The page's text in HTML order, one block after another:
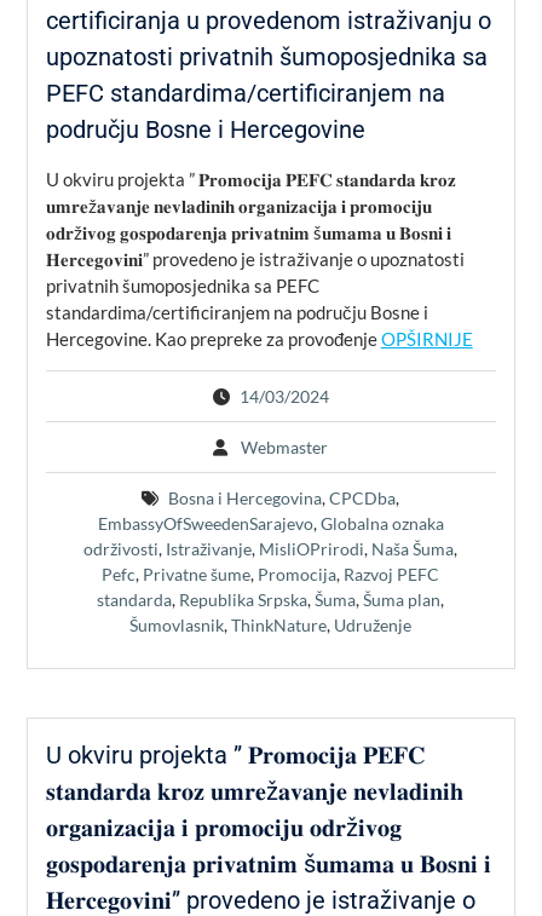
certificiranja u provedenom istraživanju o
upoznatosti privatnih šumoposjednika sa
PEFC standardima/certificiranjem na
području Bosne i Hercegovine
U okviru projekta ” 𝐏𝐫𝐨𝐦𝐨𝐜𝐢𝐣𝐚 𝐏𝐄𝐅𝐂 𝐬𝐭𝐚𝐧𝐝𝐚𝐫𝐝𝐚 𝐤𝐫𝐨𝐳
𝐮𝐦𝐫𝐞ž𝐚𝐯𝐚𝐧𝐣𝐞 𝐧𝐞𝐯𝐥𝐚𝐝𝐢𝐧𝐢𝐡 𝐨𝐫𝐠𝐚𝐧𝐢𝐳𝐚𝐜𝐢𝐣𝐚 𝐢 𝐩𝐫𝐨𝐦𝐨𝐜𝐢𝐣𝐮
𝐨𝐝𝐫ž𝐢𝐯𝐨𝐠 𝐠𝐨𝐬𝐩𝐨𝐝𝐚𝐫𝐞𝐧𝐣𝐚 𝐩𝐫𝐢𝐯𝐚𝐭𝐧𝐢𝐦 š𝐮𝐦𝐚𝐦𝐚 𝐮 𝐁𝐨𝐬𝐧𝐢 𝐢
𝐇𝐞𝐫𝐜𝐞𝐠𝐨𝐯𝐢𝐧𝐢” provedeno je istraživanje o upoznatosti
privatnih šumoposjednika sa PEFC
standardima/certificiranjem na području Bosne i
Hercegovine. Kao prepreke za provođenjeOPŠIRNIJE
14/03/2024
Webmaster
Bosna i Hercegovina,CPCDba,
EmbassyOfSweedenSarajevo,Globalna oznaka
održivosti, Istraživanje, MisliOPrirodi, Naša Šuma,
Pefc, Privatne šume, Promocija, Razvoj PEFC
standarda, Republika Srpska,Šuma,Šuma plan,
Šumovlasnik,ThinkNature, Udruženje
U okviru projekta ” 𝐏𝐫𝐨𝐦𝐨𝐜𝐢𝐣𝐚 𝐏𝐄𝐅𝐂
𝐬𝐭𝐚𝐧𝐝𝐚𝐫𝐝𝐚 𝐤𝐫𝐨𝐳 𝐮𝐦𝐫𝐞ž𝐚𝐯𝐚𝐧𝐣𝐞 𝐧𝐞𝐯𝐥𝐚𝐝𝐢𝐧𝐢𝐡
𝐨𝐫𝐠𝐚𝐧𝐢𝐳𝐚𝐜𝐢𝐣𝐚 𝐢 𝐩𝐫𝐨𝐦𝐨𝐜𝐢𝐣𝐮 𝐨𝐝𝐫ž𝐢𝐯𝐨𝐠
𝐠𝐨𝐬𝐩𝐨𝐝𝐚𝐫𝐞𝐧𝐣𝐚 𝐩𝐫𝐢𝐯𝐚𝐭𝐧𝐢𝐦 š𝐮𝐦𝐚𝐦𝐚 𝐮 𝐁𝐨𝐬𝐧𝐢 𝐢
𝐇𝐞𝐫𝐜𝐞𝐠𝐨𝐯𝐢𝐧𝐢” provedeno je istraživanje o